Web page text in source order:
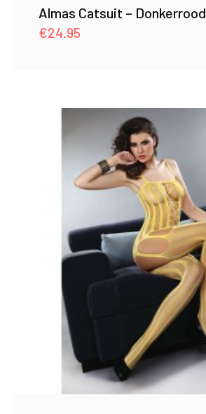
Almas Catsuit – Donkerrood
€24.95